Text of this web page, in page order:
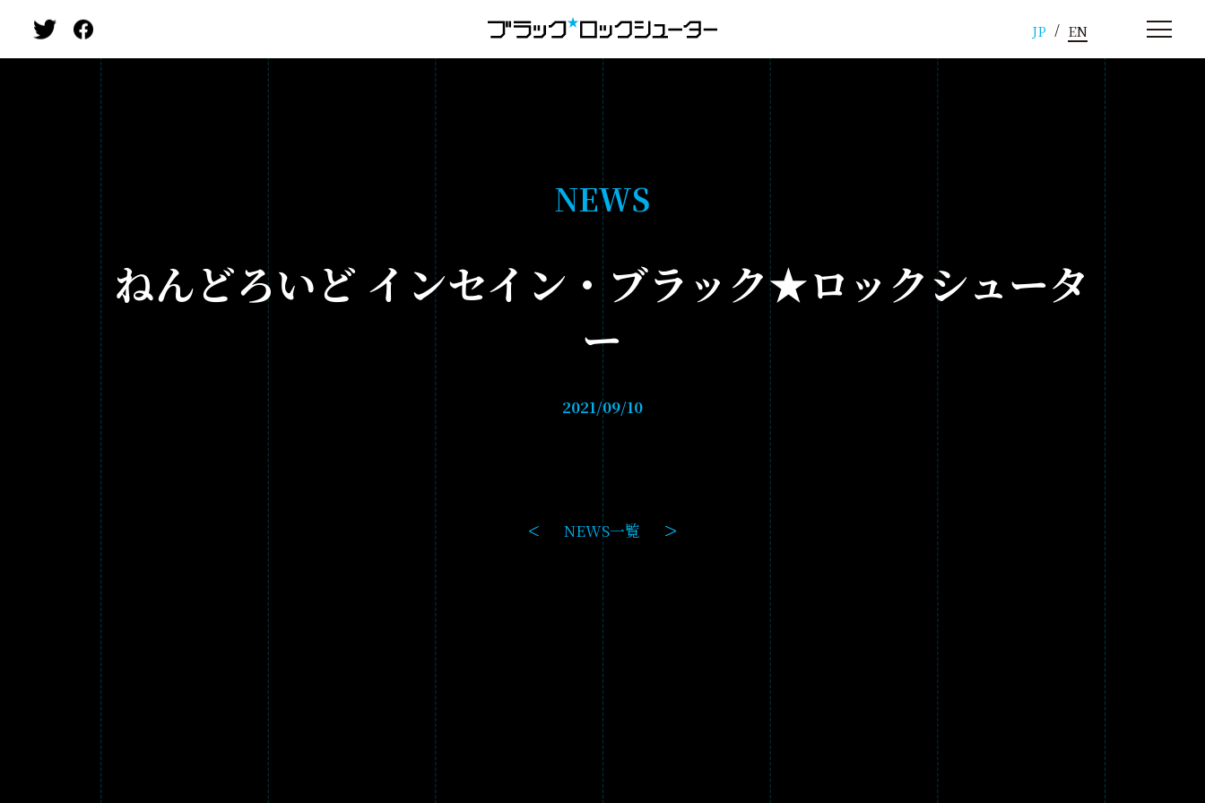
MENU
ANIMATION
- ブラック★★ロックシューター DAWN FALL
- TV ANIMATION BLACK☆ROCK SHOOTER
EN
JP
NEWS
ねんどろいど インセイン・ブラック★ロックシュータ
ー
2021/09/10
NEWS一覧